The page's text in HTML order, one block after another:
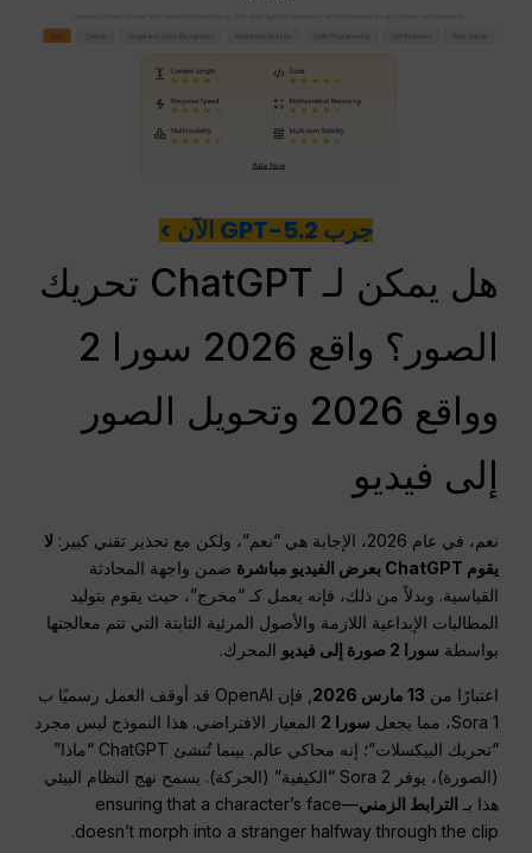
جرب GPT-5.2 الآن >
هل يمكن لـ ChatGPT تحريك
الصور؟ واقع 2026 سورا 2
وواقع 2026 وتحويل الصور
إلى فيديو
نعم، في عام 2026، الإجابة هي “نعم”، ولكن مع تحذير تقني كبير:
لا
يقوم ChatGPT بعرض الفيديو مباشرة
ضمن واجهة المحادثة
القياسية. وبدلاً من ذلك، فإنه يعمل كـ “مخرج”، حيث يقوم بتوليد
المطالبات الإبداعية اللازمة والأصول المرئية الثابتة التي تتم معالجتها
بواسطة سورا 2 صورة إلى فيديو المحرك.
اعتبارًا من 13 مارس 2026
, فإن OpenAI قد أوقف العمل رسميًا ب
Sora 1، مما يجعل
سورا 2
المعيار الافتراضي. هذا النموذج ليس مجرد
“تحريك البيكسلات”؛ إنه محاكي عالم. بينما تُنشئ ChatGPT “ماذا”
(الصورة)، يوفر Sora 2 “الكيفية” (الحركة). يسمح نهج النظام البيئي
هذا بـ الترابط الزمني
—ensuring that a character’s face
doesn’t morph into a stranger halfway through the clip.